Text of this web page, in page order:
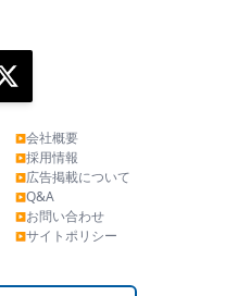
▶会社概要
▶採用情報
▶広告掲載について
▶Q&A
▶お問い合わせ
▶サイトポリシー